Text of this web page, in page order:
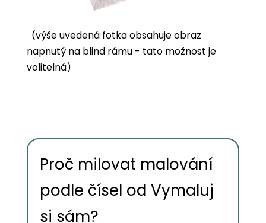
(výše uvedená fotka obsahuje obraz
napnutý na blind rámu - tato možnost je
volitelná)
Proč milovat malování
podle čísel od Vymaluj
si sám?